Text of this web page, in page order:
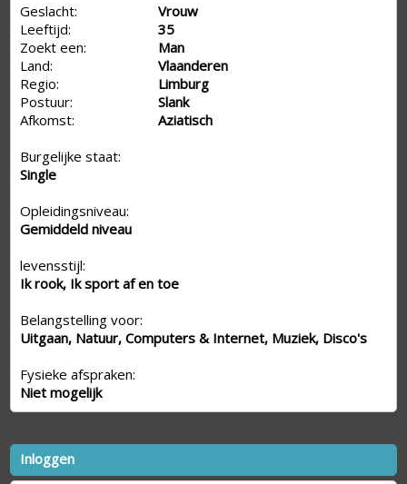
Geslacht:
Vrouw
Leeftijd:
35
Zoekt een:
Man
Land:
Vlaanderen
Regio:
Limburg
Postuur:
Slank
Afkomst:
Aziatisch
Burgelijke staat:
Single
Opleidingsniveau:
Gemiddeld niveau
levensstijl:
Ik rook, Ik sport af en toe
Belangstelling voor:
Uitgaan, Natuur, Computers & Internet, Muziek, Disco's
Fysieke afspraken:
Niet mogelijk
Inloggen